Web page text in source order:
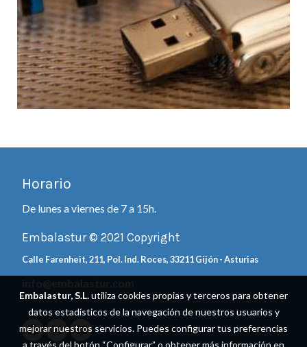
Horario
De lunes a viernes de 7 a 15h.
Embalastur © 2021 Copyright
Calle Farenheit, 211, Pol. Ind. Roces, 33211 Gijón - Asturias
Embalastur, S.L.utiliza cookies propias y terceros para obtener
datos estadísticos de la navegación de nuestros usuarios y
mejorar nuestros servicios. Puedes configurar tus preferencias
a través del botón “Configurar” o obtener más información en